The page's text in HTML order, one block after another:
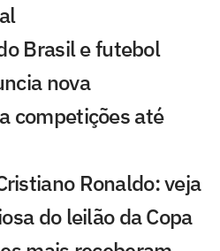
Brasil e futebol
nova
competições até
Ronaldo: veja
do leilão da Copa